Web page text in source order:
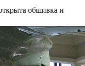
обшивка и